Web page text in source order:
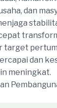
dan
target
dan
meningkat.